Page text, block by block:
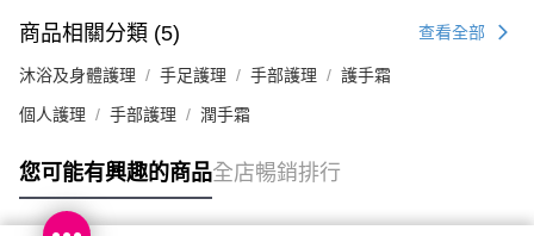
商品相關分類 (5) 查看全部
沐浴及身體護理 手足護理 手部護理 護手霜
個人護理 手部護理 潤手霜
您可能有興趣的商品全店暢銷排行